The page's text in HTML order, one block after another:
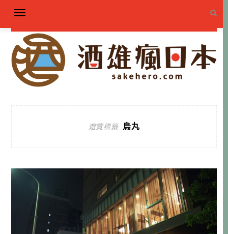
遊覽標籤 烏丸